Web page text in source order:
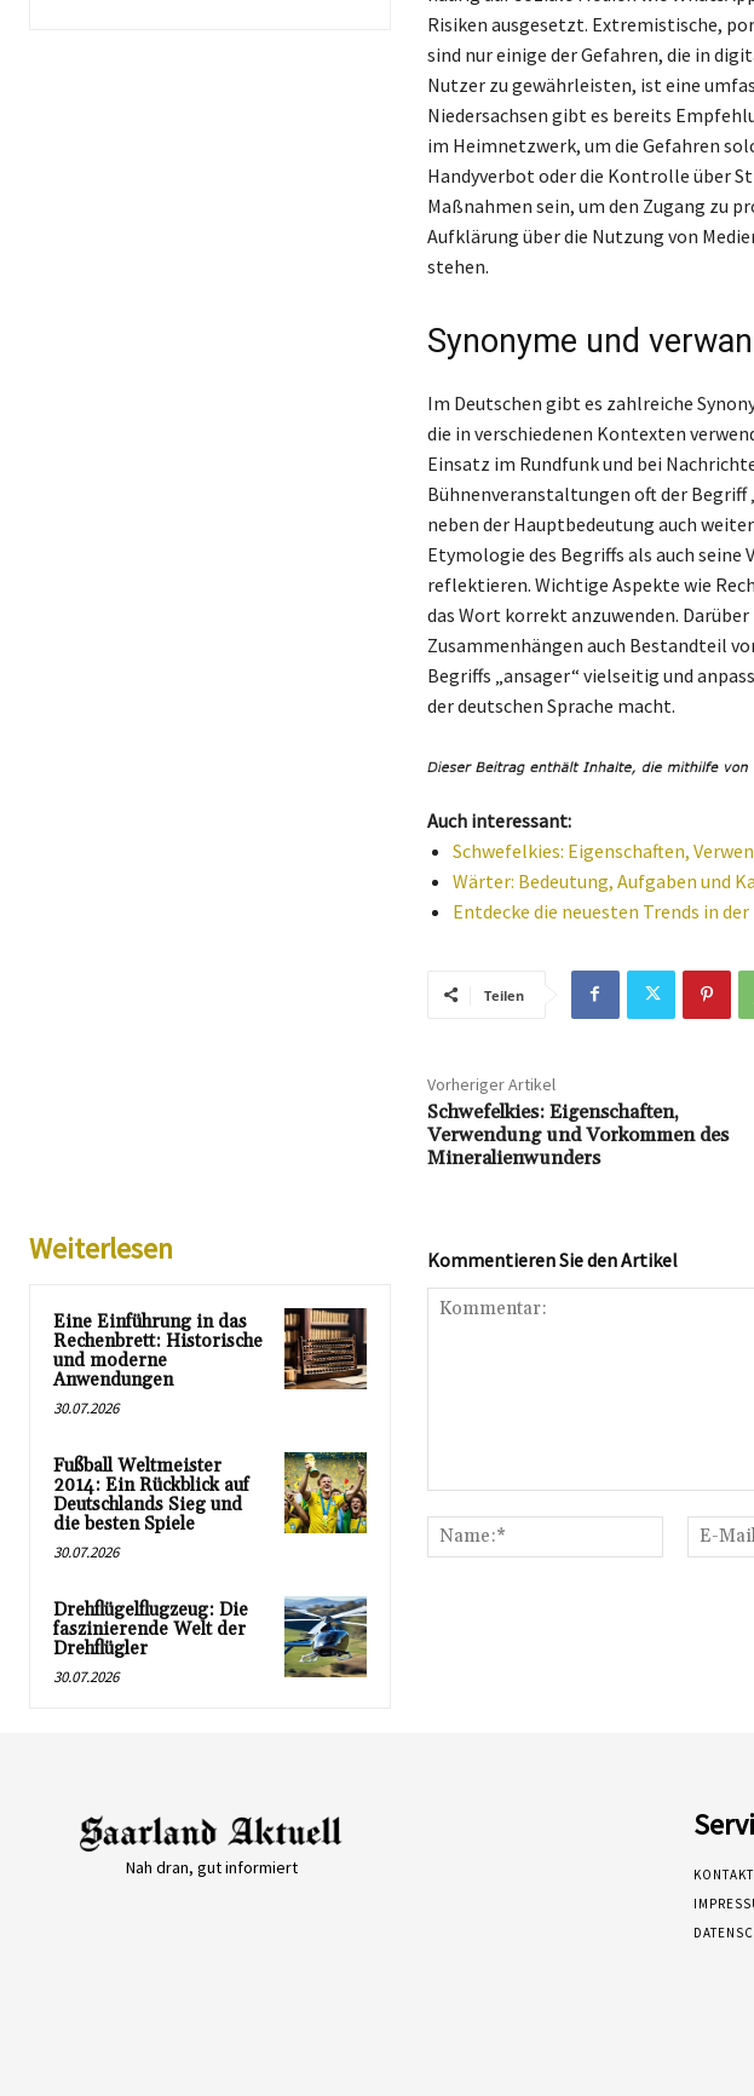
Risiken ausgesetzt. Extremistische,
sind nur einige der Gefahren, die in
Nutzer zu gewährleisten, ist eine
Niedersachsen gibt es bereits
im Heimnetzwerk, um die Gefahren
Handyverbot oder die Kontrolle über
Maßnahmen sein, um den Zugang zu
Aufklärung über die Nutzung von
stehen.
Synonyme und
Im Deutschen gibt es zahlreiche
die in verschiedenen Kontexten
Einsatz im Rundfunk und bei
Bühnenveranstaltungen oft der
neben der Hauptbedeutung auch
Etymologie des Begriffs als auch
reflektieren. Wichtige Aspekte wie
das Wort korrekt anzuwenden.
Zusammenhängen auch Bestandteil
Begriffs „ansager“ vielseitig und
der deutschen Sprache macht.
Auch interessant:
Schwefelkies: Eigenschaften,
Wärter: Bedeutung, Aufgaben und
Entdecke die neuesten Trends in
Teilen
Vorheriger Artikel
Schwefelkies: Eigenschaften,
Verwendung und Vorkommen des
Mineralienwunders
Weiterlesen
Eine Einführung in das
Rechenbrett: Historische
und moderne
Anwendungen
30.07.2026
Fußball Weltmeister
2014: Ein Rückblick auf
Deutschlands Sieg und
die besten Spiele
30.07.2026
Drehflügelflugzeug: Die
faszinierende Welt der
Drehflügler
30.07.2026
Kommentieren Sie den Artikel
Name:*
Nah dran, gut informiert
KONTAKT